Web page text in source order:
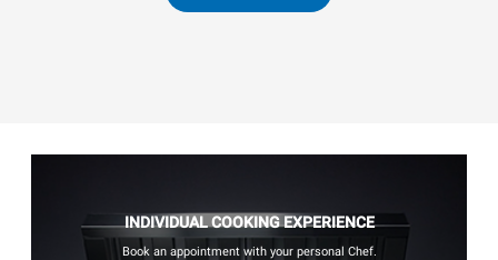
INDIVIDUAL COOKING EXPERIENCE
Book an appointment with your personal Chef.